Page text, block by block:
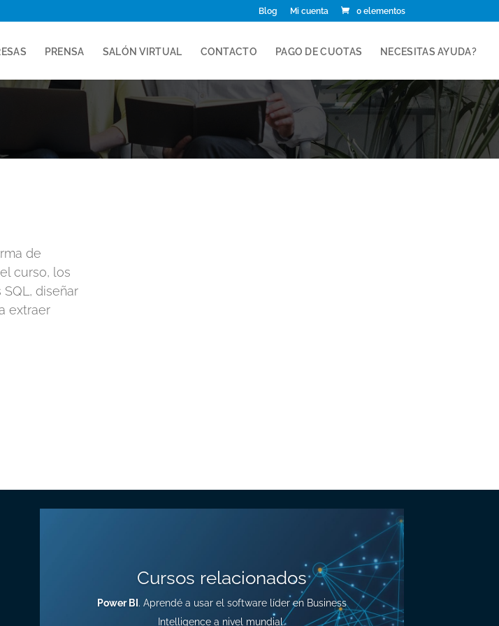
Blog Mi cuenta 0 elementos
PRENSA SALÓN VIRTUAL CONTACTO PAGO DE CUOTAS NECESITAS AYUDA?
de
curso, los
diseñar
extraer
Cursos relacionados
Power BI . Aprendé a usar el software líder en Business
Intelligence a nivel mundial.